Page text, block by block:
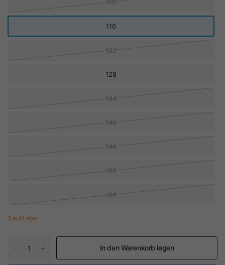
110
116
122
128
134
140
146
152
164
3 auf Lager
In den Warenkorb legen